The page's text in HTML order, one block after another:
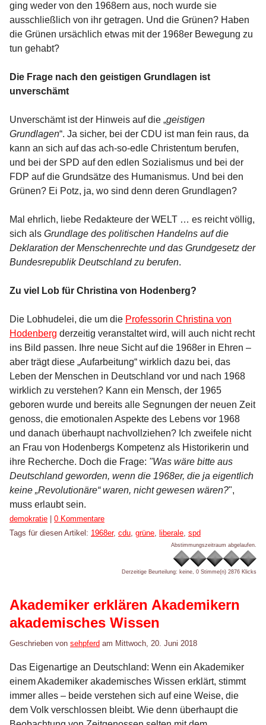
ging weder von den 1968ern aus, noch wurde sie
ausschließlich von ihr getragen. Und die Grünen? Haben
die Grünen ursächlich etwas mit der 1968er Bewegung zu
tun gehabt?
Die Frage nach den geistigen Grundlagen ist
unverschämt
Unverschämt ist der Hinweis auf die „geistigen
Grundlagen“. Ja sicher, bei der CDU ist man fein raus, da
kann an sich auf das ach-so-edle Christentum berufen,
und bei der SPD auf den edlen Sozialismus und bei der
FDP auf die Grundsätze des Humanismus. Und bei den
Grünen? Ei Potz, ja, wo sind denn deren Grundlagen?
Mal ehrlich, liebe Redakteure der WELT … es reicht völlig,
sich als Grundlage des politischen Handelns auf die
Deklaration der Menschenrechte und das Grundgesetz der
Bundesrepublik Deutschland zu berufen.
Zu viel Lob für Christina von Hodenberg?
Die Lobhudelei, die um die Professorin Christina von
Hodenberg derzeitig veranstaltet wird, will auch nicht recht
ins Bild passen. Ihre neue Sicht auf die 1968er in Ehren –
aber trägt diese „Aufarbeitung“ wirklich dazu bei, das
Leben der Menschen in Deutschland vor und nach 1968
wirklich zu verstehen? Kann ein Mensch, der 1965
geboren wurde und bereits alle Segnungen der neuen Zeit
genoss, die emotionalen Aspekte des Lebens vor 1968
und danach überhaupt nachvollziehen? Ich zweifele nicht
an Frau von Hodenbergs Kompetenz als Historikerin und
ihre Recherche. Doch die Frage: "Was wäre bitte aus
Deutschland geworden, wenn die 1968er, die ja eigentlich
keine „Revolutionäre“ waren, nicht gewesen wären?",
muss erlaubt sein.
Kategorien:
demokratie | 0 Kommentare
Tags für diesen Artikel: 1968er, cdu grüne liberale spd
Abstimmungszeitraum abgelaufen.
Derzeitige Beurteilung: keine, 0 Stimme(n) 2876 Klicks
Akademiker erklären Akademikern
akademisches Wissen
Geschrieben von sehpferd am Mittwoch, 20. Juni 2018
Das Eigenartige an Deutschland: Wenn ein Akademiker
einem Akademiker akademisches Wissen erklärt, stimmt
immer alles – beide verstehen sich auf eine Weise, die
dem Volk verschlossen bleibt. Wie denn überhaupt die